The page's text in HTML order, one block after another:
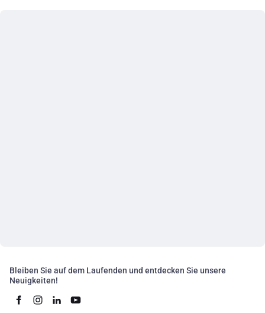
Bleiben Sie auf dem Laufenden und entdecken Sie unsere
Neuigkeiten!